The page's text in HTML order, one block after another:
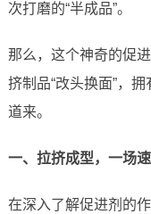
次打磨的“半成品”。
那么，这个神奇的促
挤制品“改头换面”，
道来。
一、拉挤成型，一场
在深入了解促进剂的